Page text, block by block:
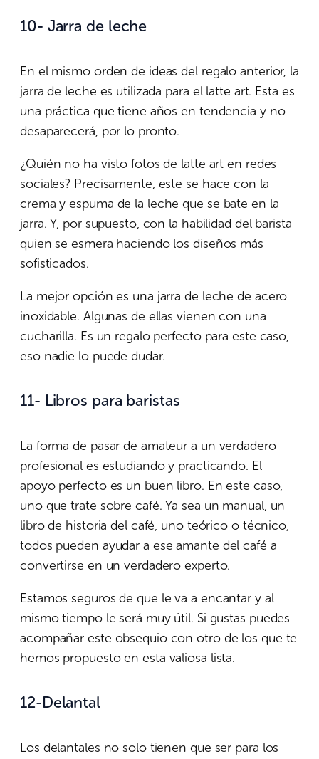
10- Jarra de leche
En el mismo orden de ideas del regalo anterior, la
jarra de leche es utilizada para el latte art. Esta es
una práctica que tiene años en tendencia y no
desaparecerá, por lo pronto.
¿Quién no ha visto fotos de latte art en redes
sociales? Precisamente, este se hace con la
crema y espuma de la leche que se bate en la
jarra. Y, por supuesto, con la habilidad del barista
quien se esmera haciendo los diseños más
sofisticados.
La mejor opción es una jarra de leche de acero
inoxidable. Algunas de ellas vienen con una
cucharilla. Es un regalo perfecto para este caso,
eso nadie lo puede dudar.
11- Libros para baristas
La forma de pasar de amateur a un verdadero
profesional es estudiando y practicando. El
apoyo perfecto es un buen libro. En este caso,
uno que trate sobre café. Ya sea un manual, un
libro de historia del café, uno teórico o técnico,
todos pueden ayudar a ese amante del café a
convertirse en un verdadero experto.
Estamos seguros de que le va a encantar y al
mismo tiempo le será muy útil. Si gustas puedes
acompañar este obsequio con otro de los que te
hemos propuesto en esta valiosa lista.
12-Delantal
Los delantales no solo tienen que ser para los